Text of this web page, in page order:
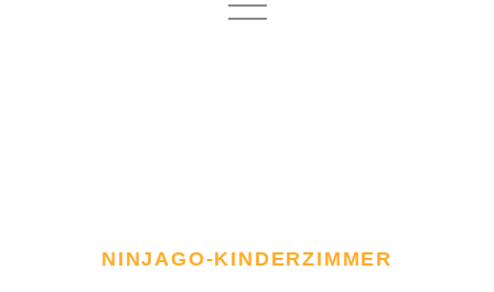
NINJAGO-KINDERZIMMER